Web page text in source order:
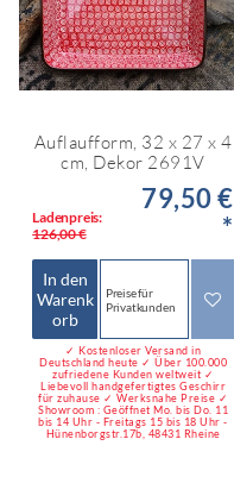
Auflaufform, 32 x 27 x 4
cm, Dekor 2691V
Ladenpreis:
126,00 €
79,50 €
*
In den
Warenk
orb
Preise für
Privatkunden
✓ Kostenloser Versand in
Deutschland heute ✓ Über 100.000
zufriedene Kunden weltweit ✓
Liebevoll handgefertigtes Geschirr
für zuhause ✓ Werksnahe Preise ✓
Showroom : Geöffnet Mo. bis Do. 11
bis 14 Uhr - Freitags 15 bis 18 Uhr -
Hünenborgstr.17b, 48431 Rheine